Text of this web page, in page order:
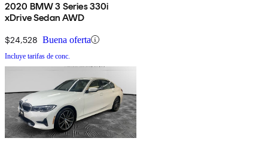
2020 BMW 3 Series 330i
xDrive Sedan AWD
$24,528 Buena oferta
Incluye tarifas de conc.